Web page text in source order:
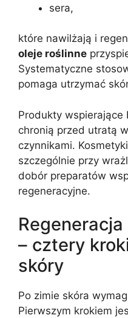
sera,
które nawilżają i
oleje roślinne
Systematyczne
pomaga utrzymać
Produkty
chronią przed utratą
czynnikami.
szczególnie przy
dobór preparatów
regeneracyjne.
– cztery
skóry
Po zimie skóra
Pierwszym krokiem